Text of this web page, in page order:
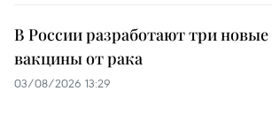
В России разработают три новые
вакцины от рака
03/08/2026 13:29